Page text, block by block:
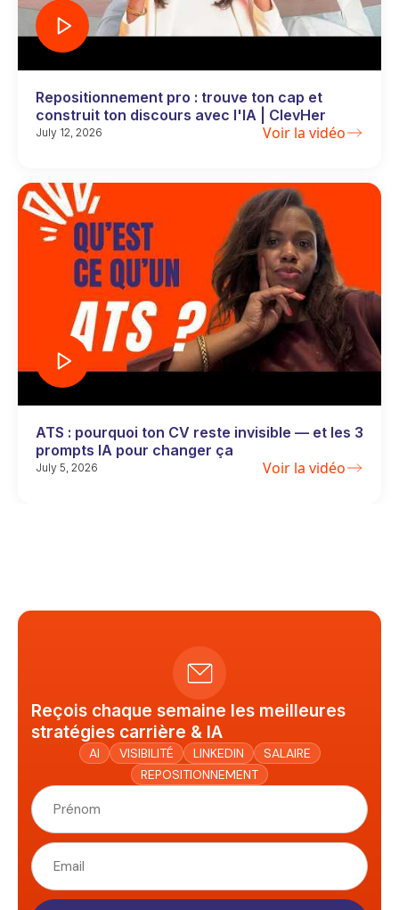
Repositionnement pro : trouve ton cap et
construit ton discours avec l'IA | ClevHer
July 12, 2026 Voir la vidéo
ATS : pourquoi ton CV reste invisible — et les 3
prompts IA pour changer ça
July 5, 2026 Voir la vidéo
Reçois chaque semaine les meilleures
stratégies carrière & IA
AI VISIBILITÉ LINKEDIN
SALAIRE
REPOSITIONNEMENT